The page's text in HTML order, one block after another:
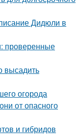
Дидюли в
проверенные
высадить
огорода
от опасного
и гибридов